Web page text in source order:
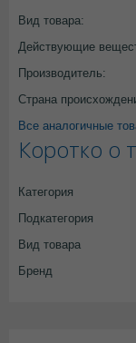
Вид товара:
Действующие
Производитель:
Страна
Все аналогичные
Коротко о
Категория
Подкатегория
Вид товара
Бренд